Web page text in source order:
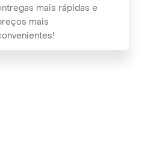
mais rápidas e
mais